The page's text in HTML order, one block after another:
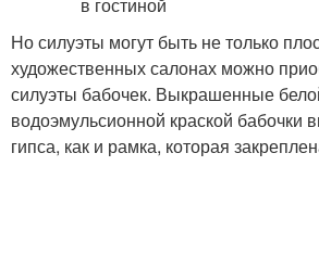
Но силуэты могут быть не только
художественных салонах можно
силуэты бабочек. Выкрашенные
водоэмульсионной краской бабочки
гипса, как и рамка, которая